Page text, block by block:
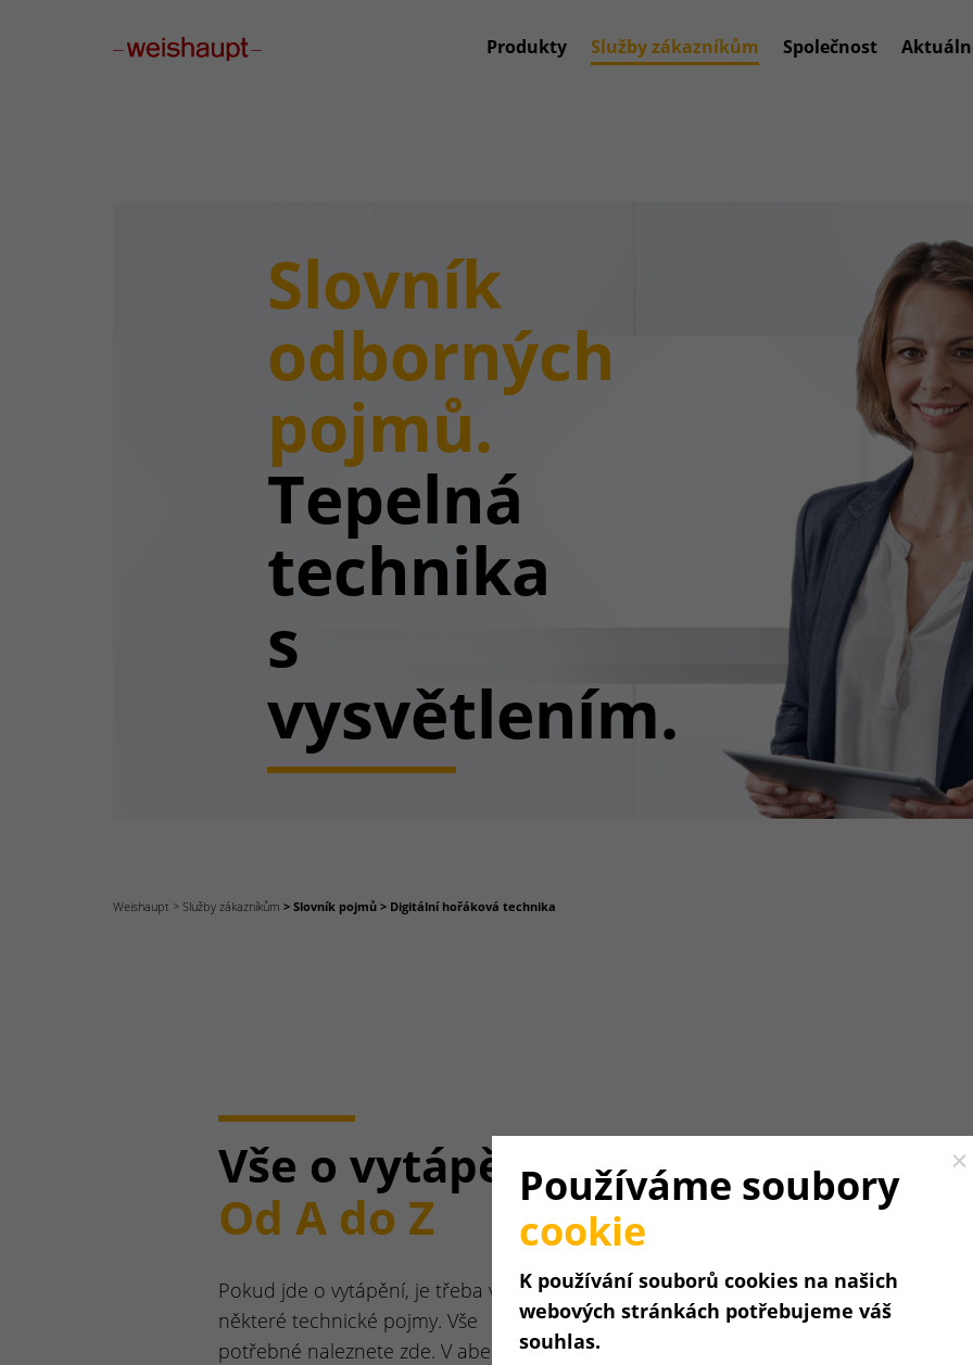
Produkty Služby zákazníkům Společnost
Slovník
odborných
pojmů.
Tepelná
technika
s
vysvětlením.
Weishaupt Služby zákazníkům Slovník pojmů Digitální hořáková technika
Vše o vytápění.
Od A do Z
Pokud jde o vytápění, je třeba vysvětlit
některé technické pojmy. Vše
potřebné naleznete zde. V abecedním
Používáme soubory
cookie
K používání souborů cookies na našich
webových stránkách potřebujeme váš
souhlas.